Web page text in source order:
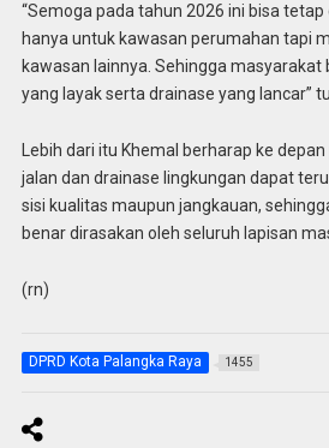
“Semoga pada tahun 2026 ini bisa
hanya untuk kawasan perumahan tapi
kawasan lainnya. Sehingga masyarakat
yang layak serta drainase yang lancar”
Lebih dari itu Khemal berharap ke
jalan dan drainase lingkungan dapat
sisi kualitas maupun jangkauan,
benar dirasakan oleh seluruh lapisan
(rn)
DPRD Kota Palangka Raya 1455